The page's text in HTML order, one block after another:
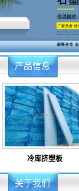
产品信息
冷库挤塑板
关于我们